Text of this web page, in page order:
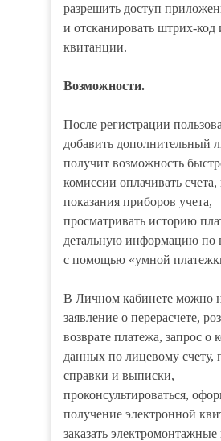
разрешить доступ
и отсканировать штрих-код
квитанции.
Возможности.
После регистрации
добавить дополнительный
получит возможность
комиссии оплачивать счета,
показания приборов учета,
просматривать историю
детальную информацию по
с помощью «умной
В Личном кабинете можно
заявление о перерасчете,
возврате платежа, запрос о
данных по лицевому счету,
справки и выписки,
проконсультироваться,
получение электронной
заказать электромонтажные